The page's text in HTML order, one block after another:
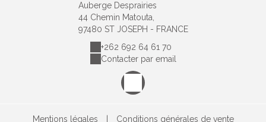
Auberge Desprairies
44 Chemin Matouta,
97480 ST JOSEPH - FRANCE
+262 692 64 61 70
Contacter par email
Mentions légales Conditions générales de vente